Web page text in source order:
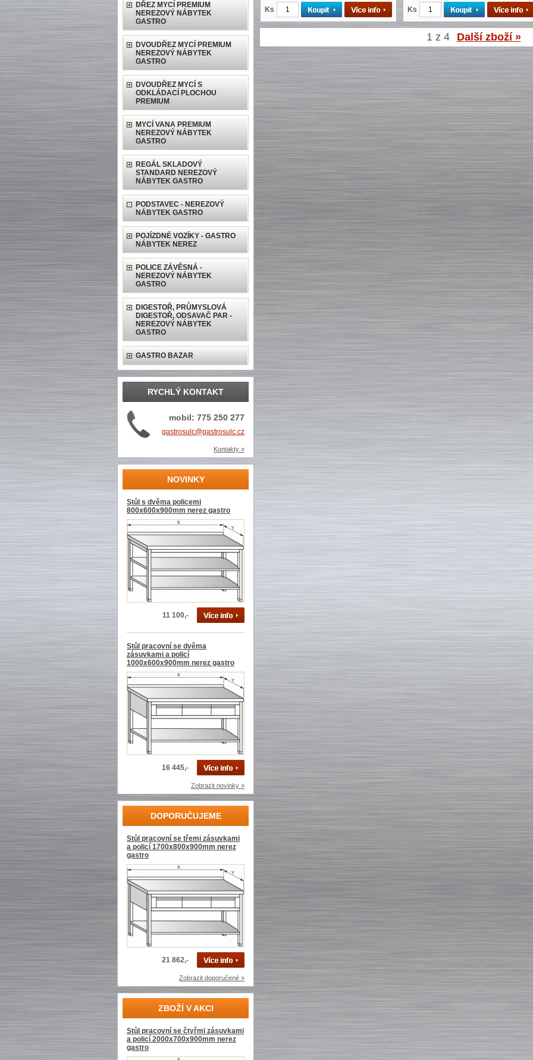
DŘEZ MYCÍ PREMIUM
NEREZOVÝ NÁBYTEK
GASTRO
DVOUDŘEZ MYCÍ PREMIUM
NEREZOVÝ NÁBYTEK
GASTRO
DVOUDŘEZ MYCÍ S
ODKLÁDACÍ PLOCHOU
PREMIUM
MYCÍ VANA PREMIUM
NEREZOVÝ NÁBYTEK
GASTRO
REGÁL SKLADOVÝ
STANDARD NEREZOVÝ
NÁBYTEK GASTRO
PODSTAVEC - NEREZOVÝ
NÁBYTEK GASTRO
POJÍZDNÉ VOZÍKY - GASTRO
NÁBYTEK NEREZ
POLICE ZÁVĚSNÁ -
NEREZOVÝ NÁBYTEK
GASTRO
DIGESTOŘ, PRŮMYSLOVÁ
DIGESTOŘ, ODSAVAČ PAR -
NEREZOVÝ NÁBYTEK
GASTRO
GASTRO BAZAR
RYCHLÝ KONTAKT
mobil: 775 250 277
gastrosulc@gastrosulc.cz
Kontakty »
NOVINKY
Stůl s dvěma policemi
800x600x900mm nerez gastro
11 100,-
Stůl pracovní se dvěma
zásuvkami a policí
1000x600x900mm nerez gastro
16 445,-
Zobrazit novinky »
DOPORUČUJEME
Stůl pracovní se třemi zásuvkami
a policí 1700x800x900mm nerez
gastro
21 862,-
Zobrazit doporučené »
ZBOŽÍ V AKCI
Stůl pracovní se čtyřmi zásuvkami
a policí 2000x700x900mm nerez
gastro
Ks Ks
1 z 4 Další zboží »